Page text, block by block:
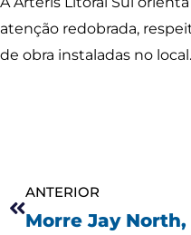
atenção redobrada,
de obra instaladas no local.
ANTERIOR